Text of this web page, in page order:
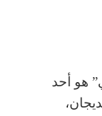
هو أحد